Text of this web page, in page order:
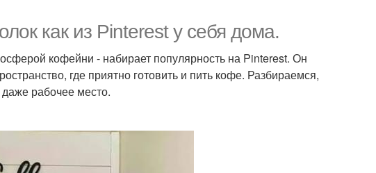
как из Pinterest у себя дома.
кофейни - набирает популярность на Pinterest. Он
где приятно готовить и пить кофе. Разбираемся,
рабочее место.